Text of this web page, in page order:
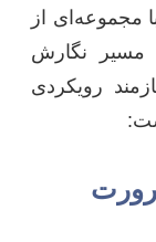
مجموعه‌ای از
نگارش
رویکردی